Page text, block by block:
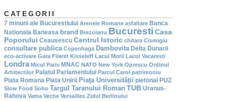
CATEGORII
7 minuni ale Bucurestiului Arenele Romane asfaltare Banca
Nationala Baneasa brand Brezoianu Bucuresti Casa
Poporului Ceausescu Centrul Istoric chitara Cismigiu
consultare publica Copenhaga Dambovita Delta Dunarii
eco-activare Gara Filaret Kisseleff Lacul Morii Lacul Vacaresti
Londra Micul Paris MNAC NATO New York Oprescu Ordinul
Arhitectilor Palatul Parlamentului Parcul Carol patrimoniu
Piata Romana Piata Unirii Piaţa Universităţii pietonal PUZ
Slow Food Soho Targul Taranului Roman TUB Uranus-
Rahova Vama Veche Versailles Zidul Berlinului